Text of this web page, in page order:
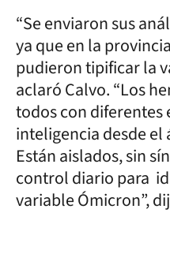
“Se enviaron sus
ya que en la
pudieron tipificar la
aclaró Calvo. “Los
todos con diferentes
inteligencia desde
Están aislados, sin
control diario para
variable Ómicron”,